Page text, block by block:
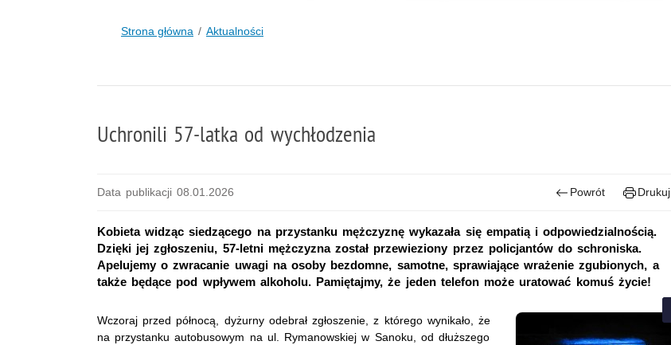
Strona główna Aktualności
Uchronili 57-latka od wychłodzenia
Data publikacji 08.01.2026 Powrót Drukuj
Kobieta widząc siedzącego na przystanku mężczyznę wykazała się empatią i odpowiedzialnością.
Dzięki jej zgłoszeniu, 57-letni mężczyzna został przewieziony przez policjantów do schroniska.
Apelujemy o zwracanie uwagi na osoby bezdomne, samotne, sprawiające wrażenie zgubionych, a
także będące pod wpływem alkoholu. Pamiętajmy, że jeden telefon może uratować komuś życie!
Wczoraj przed północą, dyżurny odebrał zgłoszenie, z którego wynikało, że
na przystanku autobusowym na ul. Rymanowskiej w Sanoku, od dłuższego